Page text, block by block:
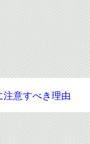
注意すべき理由